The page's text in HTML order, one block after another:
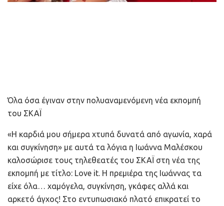
Όλα όσα έγιναν στην πολυαναμενόμενη νέα εκπομπή
του ΣΚΑΪ
«Η καρδιά μου σήμερα χτυπά δυνατά από αγωνία, χαρά
και συγκίνηση» με αυτά τα λόγια η Ιωάννα Μαλέσκου
καλοσώρισε τους τηλεθεατές του ΣΚΑΪ στη νέα της
εκπομπή με τίτλο: Love it. H πρεμιέρα της Ιωάννας τα
είχε όλα… χαμόγελα, συγκίνηση, γκάφες αλλά και
αρκετό άγχος! Στο εντυπωσιακό πλατό επικρατεί το